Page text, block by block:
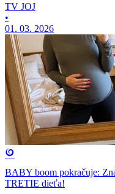
TV JOJ
•
01. 03. 2026
BABY boom pokračuje:
TRETIE dieťa!